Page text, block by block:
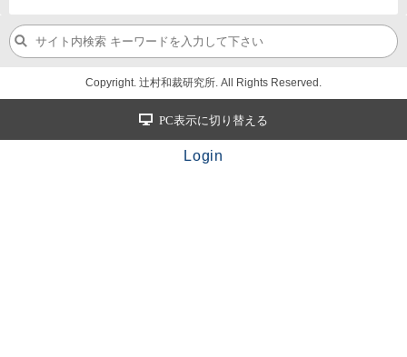
Copyright. 辻村和裁研究所. All Rights Reserved.
PC表示に切り替える
Login